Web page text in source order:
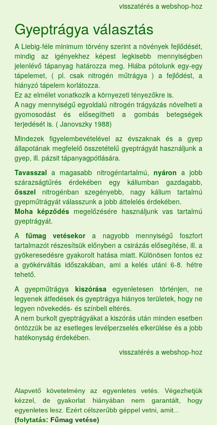
visszatérés a webshop-hoz
Gyeptrágya választás
A Liebig-féle minimum törvény szerint a növények fejlődését,
mindig az igényekhez képest legkisebb mennyiségben
jelenlévő tápanyag határozza meg. Hiába pótolunk egy-egy
tápelemet, ( pl. csak nitrogén műtrágya ) a fejlődést, a
hiányzó tápelem korlátozza.
Ez az elmélet vonatkozik a környezeti tényezőkre is.
A nagy mennyiségű egyoldalú nitrogén trágyázás növelheti a
gyomosodást és elősegítheti a gombás betegségek
terjedését is. ( Janovszky 1988)
Mindezek figyelembevételével az évszaknak és a gyep
állapotának megfelelő összetételű gyeptrágyát használjunk a
gyep, ill. pázsit tápanyagpótlására.
Tavasszal a magasabb nitrogéntartalmú, nyáron a jobb
szárazságtűrés érdekében egy káliumban gazdagabb,
ősszel nitrogénban szegényebb, nagy kálium tartalmú
gyepműtrágyát válasszunk a jobb áttelelés érdekében.
Moha képződés megelőzésére használjunk vas tartalmú
gyeptrágyát.
A fűmagvetésekora nagyobb mennyiségű foszfort
tartalmazót részesítsük előnyben a csirázás elősegítése, ill. a
gyökeresedésre gyakorolt hatása miatt. Különösen fontos ez
a gyökérváltás időszakában, ami a kelés utáni 6-8. hétre
tehető.
Agyepműtrágya kiszórása egyenletesen történjen, ne
legyenek átfedések és gyeptrágya hiányos területek, hogy ne
legyen növekedés- és színbeli eltérés.
A nem burkolt gyeptrágyákat a kiszórás után minden esetben
öntözzük be az esetleges levélperzselés elkerülése és a jobb
hatékonyság érdekében.
visszatérés a webshop-hoz
Alapvető követelmény az egyenletes vetés. Végezhetjük
kézzel, de gyakorlat hiányában nem garantált, hogy
egyenletes lesz. Ezért célszerűbb géppel vetni, amit...
(folytatás: Fűmag vetése)